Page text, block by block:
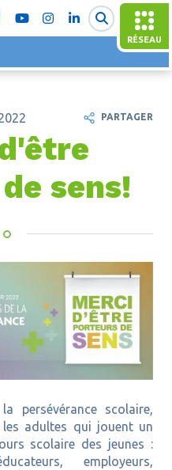
RÉSEAU
sens!
persévérance scolaire,
adultes qui jouent un
scolaire des jeunes :
employeurs,
PARTAGER